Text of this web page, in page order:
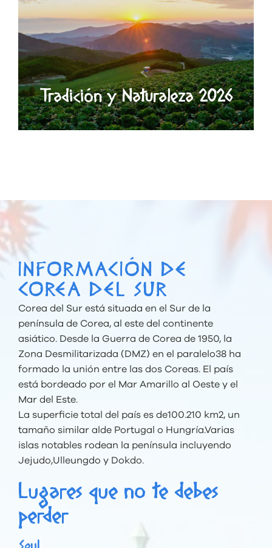
Tradición y Naturaleza 2026
INFORMACIÓN DE
COREA DEL SUR
Corea del Sur está situada en el Sur de la
península de Corea, al este del continente
asiático. Desde la Guerra de Corea de 1950, la
Zona Desmilitarizada (DMZ) en el paralelo38 ha
formado la unión entre las dos Coreas. El país
está bordeado por el Mar Amarillo al Oeste y el
Mar del Este.
La superficie total del país es de100.210 km2, un
tamaño similar alde Portugal o Hungría.Varias
islas notables rodean la península incluyendo
Jejudo,Ulleungdo y Dokdo.
Lugares que no te debes
perder